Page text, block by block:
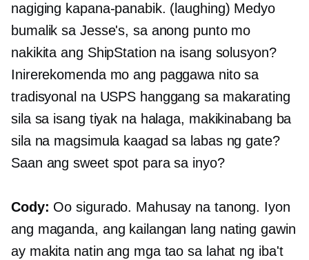
nagiging kapana-panabik. (laughing) Medyo
bumalik sa Jesse's, sa anong punto mo
nakikita ang ShipStation na isang solusyon?
Inirerekomenda mo ang paggawa nito sa
tradisyonal na USPS hanggang sa makarating
sila sa isang tiyak na halaga, makikinabang ba
sila na magsimula kaagad sa labas ng gate?
Saan ang sweet spot para sa inyo?
Cody: Oo sigurado. Mahusay na tanong. Iyon
ang maganda, ang kailangan lang nating gawin
ay makita natin ang mga tao sa lahat ng iba't